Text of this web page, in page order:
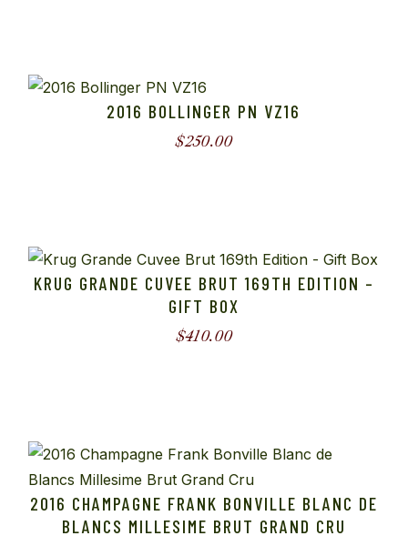
2016 BOLLINGER PN VZ16
$250.00
KRUG GRANDE CUVEE BRUT 169TH EDITION –
GIFT BOX
$410.00
2016 CHAMPAGNE FRANK BONVILLE BLANC DE
BLANCS MILLESIME BRUT GRAND CRU